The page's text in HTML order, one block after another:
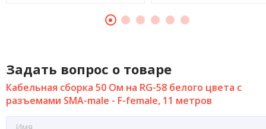
Задать вопрос о товаре
Кабельная сборка 50 Ом на RG-58 белого цвета с
разъемами SMA-male - F-female, 11 метров